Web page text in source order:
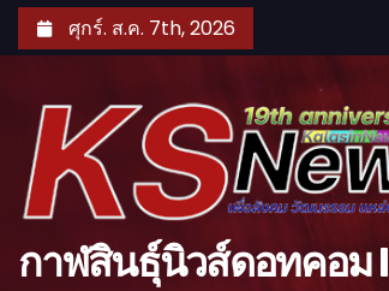
k
ศุกร์. ส.ค. 7th, 2026
กาฬสินธุ์นิวส์ดอทคอม l